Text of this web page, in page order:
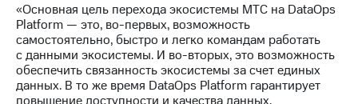
Еврооблигации-2023
Уведомление
о
погашении
именных
облигаций
«Основная цель перехода экосистемы МТС на DataOps
Platform — это, во-первых, возможность
самостоятельно, быстро и легко командам работать
с данными экосистемы. И во-вторых, это возможность
обеспечить связанность экосистемы за счет единых
данных. В то же время DataOps Platform гарантирует